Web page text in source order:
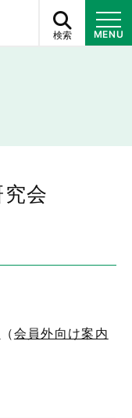
検索 MENU
会
（会員外向け案内